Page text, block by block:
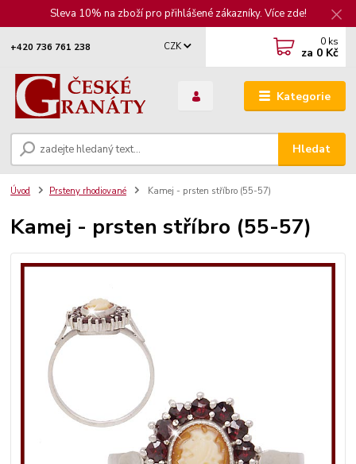
Sleva 10% na zboží pro přihlášené zákazníky. Více zde!
Kategorie
CZK
Hledat
+420 736 761 238 0 ks
za 0 Kč
Úvod Prsteny rhodiované Kamej - prsten stříbro (55-57)
Kamej - prsten stříbro (55-57)